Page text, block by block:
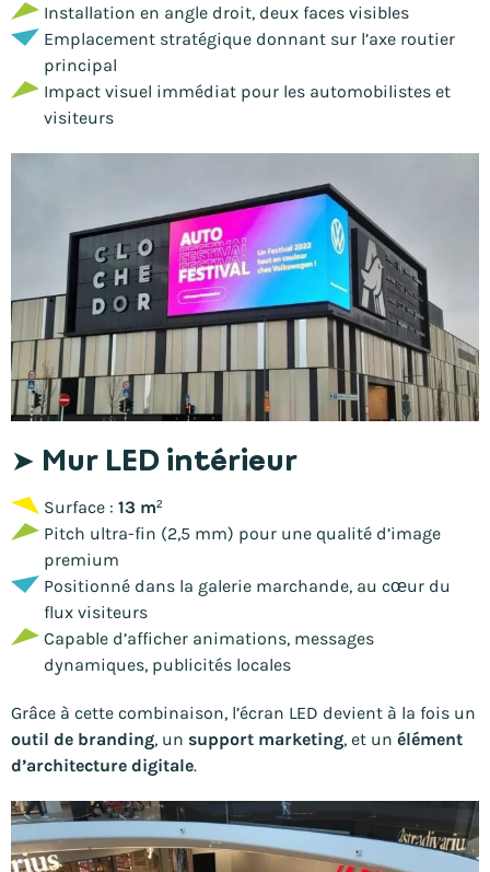
Installation en angle droit, deux faces visibles
Emplacement stratégique donnant sur l’axe routier
principal
Impact visuel immédiat pour les automobilistes et
visiteurs
➤ Mur LED intérieur
Surface : 13 m²
Pitch ultra-fin (2,5 mm) pour une qualité d’image
premium
Positionné dans la galerie marchande, au cœur du
flux visiteurs
Capable d’afficher animations, messages
dynamiques, publicités locales
Grâce à cette combinaison, l’écran LED devient à la fois un
outil de branding, un support marketing, et un élément
d’architecture digitale.